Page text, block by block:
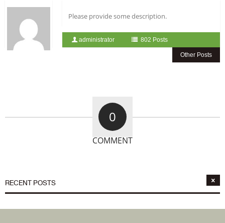
Please provide some description.
administrator 802 Posts
Other Posts
0
COMMENT
RECENT POSTS